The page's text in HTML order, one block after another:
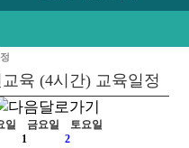
육 (4시간) 교육일정
일 금요일
토요일
1 2